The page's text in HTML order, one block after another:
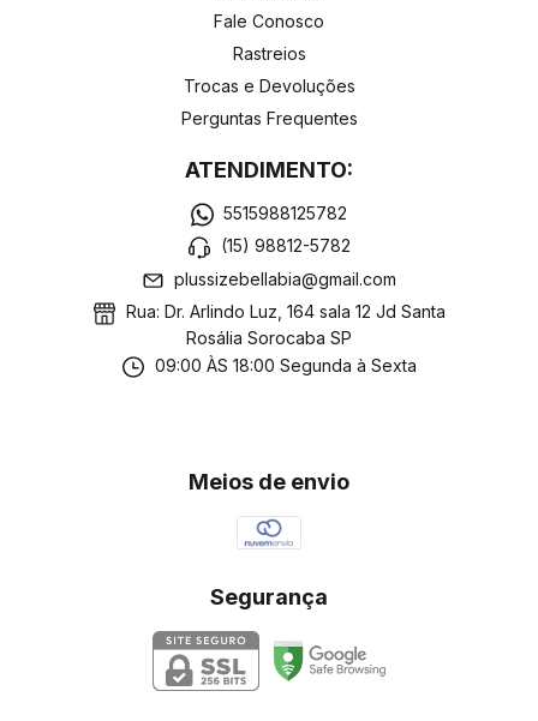
Fale Conosco
Rastreios
Trocas e Devoluções
Perguntas Frequentes
ATENDIMENTO:
5515988125782
(15) 98812-5782
plussizebellabia@gmail.com
Rua: Dr. Arlindo Luz, 164 sala 12 Jd Santa
Rosália Sorocaba SP
09:00 ÀS 18:00 Segunda à Sexta
Meios de envio
Segurança